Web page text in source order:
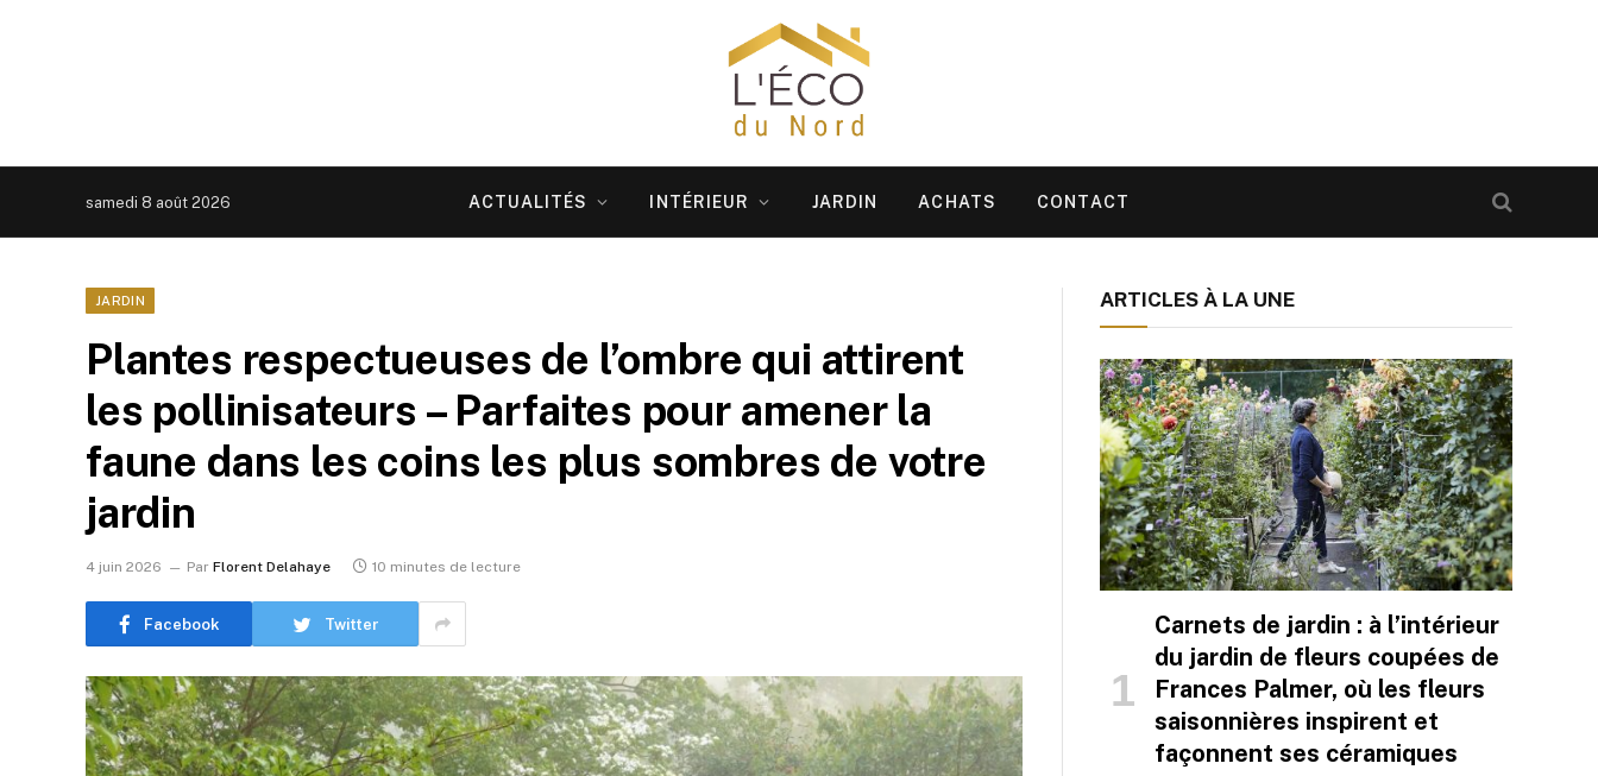
samedi 8 août 2026 ACTUALITÉS INTÉRIEUR JARDIN ACHATS CONTACT
JARDIN
Plantes respectueuses de l’ombre qui attirent
les pollinisateurs – Parfaites pour amener la
faune dans les coins les plus sombres de votre
jardin
4 juin 2026 Par Florent Delahaye 10 minutes de lecture
Facebook Twitter
ARTICLES À LA UNE
Carnets de jardin : à l’intérieur
du jardin de fleurs coupées de
Frances Palmer, où les fleurs
saisonnières inspirent et
façonnent ses céramiques